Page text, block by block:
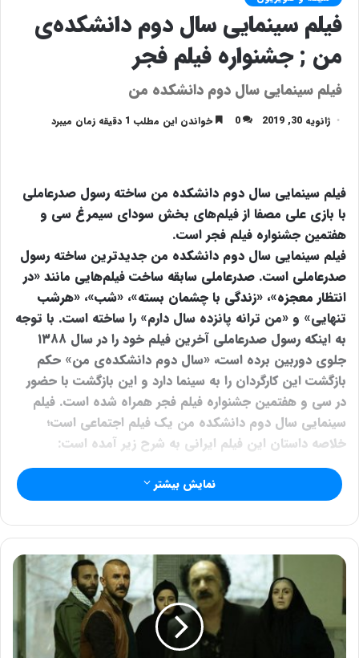
فیلم سینمایی سال دوم دانشکده‌ی
من ; جشنواره فیلم فجر
فیلم سینمایی سال دوم دانشکده‌ من
ژانویه 30, 2019 0 خواندن این مطلب 1 دقیقه زمان میبرد
فیلم سینمایی سال دوم دانشکده من ساخته رسول صدرعاملی
با بازی علی مصفا از فیلم‌های بخش سودای سیمرغ سی و
هفتمین جشنواره فیلم فجر است.
فیلم سینمایی سال دوم دانشکده من جدیدترین ساخته رسول
صدرعاملی است. صدرعاملی سابقه ساخت فیلم‌هایی مانند «در
انتظار معجزه»، «زندگی با چشمان بسته»، «شب»، «هرشب
تنهایی» و «من ترانه پانزده سال دارم» را ساخته است. با توجه
به اینکه رسول صدرعاملی آخرین فیلم خود را در سال ۱۳۸۸
جلوی دوربین برده است، «سال دوم دانشکده‌ی من» حکم
بازگشت این کارگردان را به سینما دارد و این بازگشت با حضور
در سی و هفتمین جشنواره فیلم فجر همراه شده است. فیلم
سینمایی سال دوم دانشکده من یک فیلم اجتماعی است؛
خلاصه داستان این فیلم ایرانی به شرح زیر آمده است:
مهتاب و آوا دانشجویان سال دوم دانشکده
هستند که به اتفاق تعدادی دیگر از
همکلاسی‌هایشان برای یک سفر چند روزه
دانشجویی از تهران به اصفهان می‌روند.
نمایش بیشتر